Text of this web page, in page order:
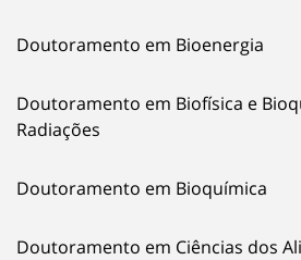
Doutoramento em Bioenergia
Doutoramento em Biofísica e
Radiações
Doutoramento em Bioquímica
Doutoramento em Ciências dos